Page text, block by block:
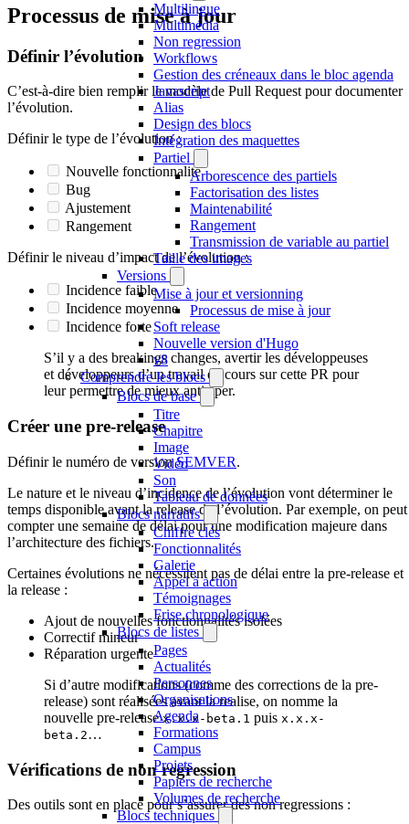
Multilingue
Multimédia
Non regression
Workflows
Gestion des créneaux dans le bloc agenda
Javascript
Alias
Design des blocs
Intégration des maquettes
Partiel
Arborescence des partiels
Factorisation des listes
Maintenabilité
Rangement
Transmission de variable au partiel
Taille des images
Versions
Mise à jour et versionning
Processus de mise à jour
Soft release
Nouvelle version d'Hugo
v8
Comprendre les blocs
Blocs de base
Titre
Chapitre
Image
Vidéo
Son
Tableau de données
Blocs narratifs
Chiffre clés
Fonctionnalités
Galerie
Appel à action
Témoignages
Frise chronologique
Blocs de listes
Pages
Actualités
Personnes
Organisations
Agenda
Formations
Campus
Projets
Papiers de recherche
Volumes de recherche
Blocs techniques
Processus de mise à jour
Définir l’évolution
C’est-à-dire bien remplir le modèle de Pull Request pour documenter
l’évolution.
Définir le type de l’évolution :
Nouvelle fonctionnalité
Bug
Ajustement
Rangement
Définir le niveau d’impact de l’évolution :
Incidence faible
Incidence moyenne
Incidence forte
S’il y a des breakings changes, avertir les développeuses
et développeurs d’un travail en cours sur cette PR pour
leur permettre de mieux anticiper.
Créer une pre-release
Définir le numéro de versionSEMVER.
Le nature et le niveau d’incidence de l’évolution vont déterminer le
temps disponible avant la release de l’évolution. Par exemple, on peut
compter une semaine de délai pour une modification majeure dans
l’architecture des fichiers.
Certaines évolutions ne nécessitent pas de délai entre la pre-release et
la release :
Ajout de nouvelles fonctionnalités isolées
Correctif mineur
Réparation urgente
Si d’autre modifications (comme des corrections de la pre-
release) sont réalisées avant la realise, on nomme la
nouvelle pre-releasex.x.x-beta.1 puis x.x.x-
beta.2…
Vérifications de non regression
Des outils sont en place pour s’assurer des non regressions :